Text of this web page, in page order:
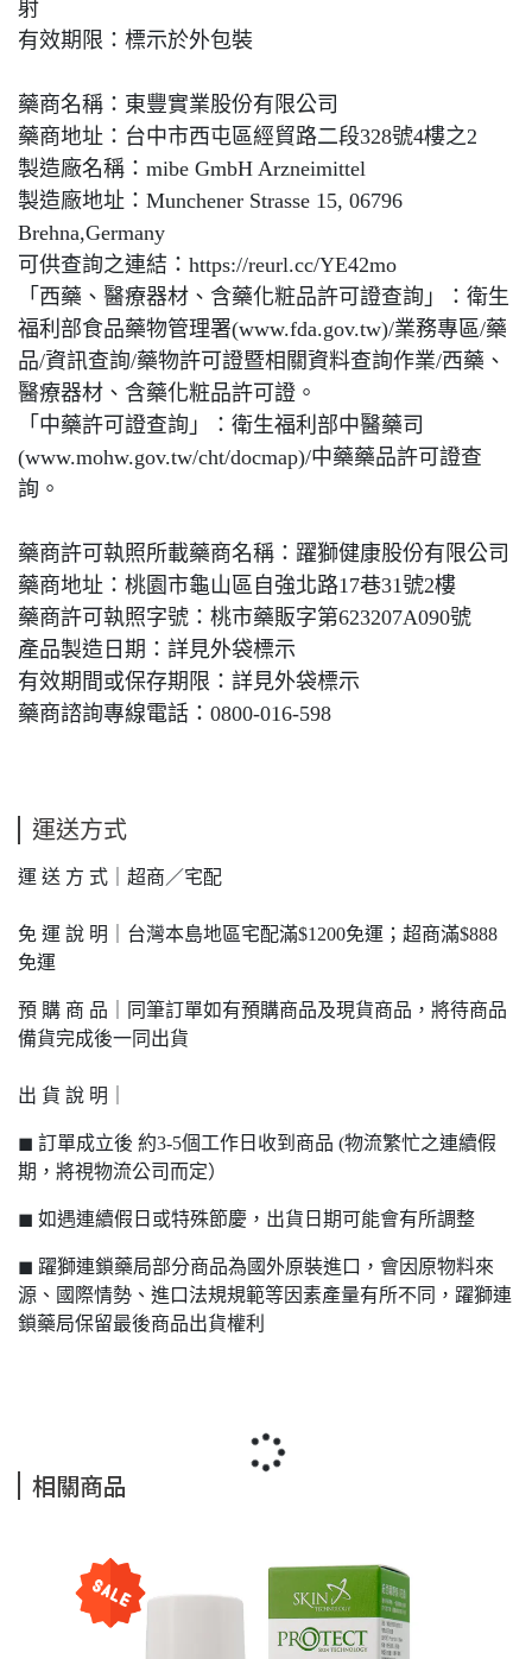
射
有效期限：標示於外包裝
藥商名稱：東豐實業股份有限公司
藥商地址：台中市西屯區經貿路二段328號4樓之2
製造廠名稱：mibe GmbH Arzneimittel
製造廠地址：Munchener Strasse 15, 06796
Brehna,Germany
可供查詢之連結：https://reurl.cc/YE42mo
「西藥、醫療器材、含藥化粧品許可證查詢」：衛生
福利部食品藥物管理署(www.fda.gov.tw)/業務專區/藥
品/資訊查詢/藥物許可證暨相關資料查詢作業/西藥、
醫療器材、含藥化粧品許可證。
「中藥許可證查詢」：衛生福利部中醫藥司
(www.mohw.gov.tw/cht/docmap)/中藥藥品許可證查
詢。
藥商許可執照所載藥商名稱：躍獅健康股份有限公司
藥商地址：桃園市龜山區自強北路17巷31號2樓
藥商許可執照字號：桃市藥販字第623207A090號
產品製造日期：詳見外袋標示
有效期間或保存期限：詳見外袋標示
藥商諮詢專線電話：0800-016-598
運送方式
運 送 方 式｜超商／宅配
免 運 說 明｜台灣本島地區宅配滿$1200免運；超商滿$888
免運
預 購 商 品｜同筆訂單如有預購商品及現貨商品，將待商品
備貨完成後一同出貨
出 貨 說 明｜
◼ 訂單成立後 約3-5個工作日收到商品 (物流繁忙之連續假
期，將視物流公司而定）
◼ 如遇連續假日或特殊節慶，出貨日期可能會有所調整
◼ 躍獅連鎖藥局部分商品為國外原裝進口，會因原物料來
源、國際情勢、進口法規規範等因素產量有所不同，躍獅連
鎖藥局保留最後商品出貨權利
相關商品